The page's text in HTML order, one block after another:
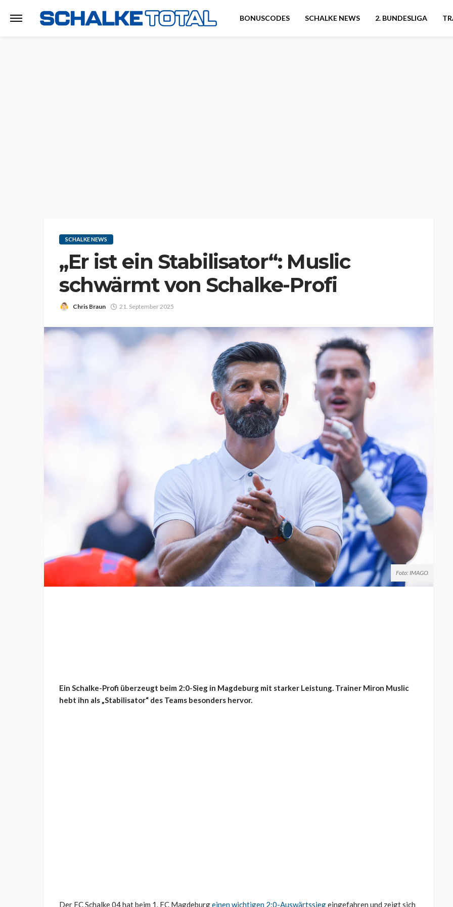
BONUSCODES SCHALKE NEWS 2. BUNDESLIGA
SCHALKE NEWS
„Er ist ein Stabilisator“: Muslic
schwärmt von Schalke-Profi
Chris Braun 21. September 2025
Foto: IMAGO
Ein Schalke-Profi überzeugt beim 2:0-Sieg in Magdeburg mit starker Leistung. Trainer Miron Muslic
hebt ihn als „Stabilisator“ des Teams besonders hervor.
Der FC Schalke 04 hat beim 1. FC Magdeburgeinen wichtigen 2:0-Auswärtssiegeingefahren und zeigt sich